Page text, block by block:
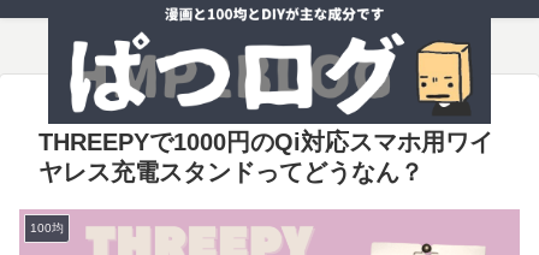
THREEPYで1000円のQi対応スマホ用ワイ
ヤレス充電スタンドってどうなん？
100均